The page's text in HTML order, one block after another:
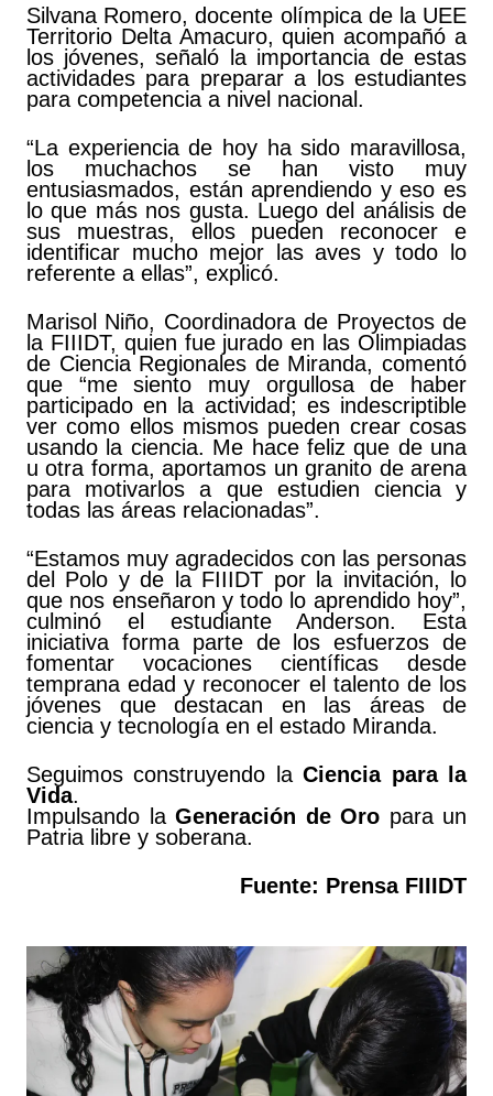
Silvana Romero, docente olímpica de la UEE
Territorio Delta Amacuro, quien acompañó a
los jóvenes, señaló la importancia de estas
actividades para preparar a los estudiantes
para competencia a nivel nacional.
“La experiencia de hoy ha sido maravillosa,
los muchachos se han visto muy
entusiasmados, están aprendiendo y eso es
lo que más nos gusta. Luego del análisis de
sus muestras, ellos pueden reconocer e
identificar mucho mejor las aves y todo lo
referente a ellas”, explicó.
Marisol Niño, Coordinadora de Proyectos de
la FIIIDT, quien fue jurado en las Olimpiadas
de Ciencia Regionales de Miranda, comentó
que “me siento muy orgullosa de haber
participado en la actividad; es indescriptible
ver como ellos mismos pueden crear cosas
usando la ciencia. Me hace feliz que de una
u otra forma, aportamos un granito de arena
para motivarlos a que estudien ciencia y
todas las áreas relacionadas”.
“Estamos muy agradecidos con las personas
del Polo y de la FIIIDT por la invitación, lo
que nos enseñaron y todo lo aprendido hoy”,
culminó el estudiante Anderson. Esta
iniciativa forma parte de los esfuerzos de
fomentar vocaciones científicas desde
temprana edad y reconocer el talento de los
jóvenes que destacan en las áreas de
ciencia y tecnología en el estado Miranda.
Seguimos construyendo laCiencia para la
Vida.
Impulsando la Generación de Oro para un
Patria libre y soberana.
Fuente: Prensa FIIIDT